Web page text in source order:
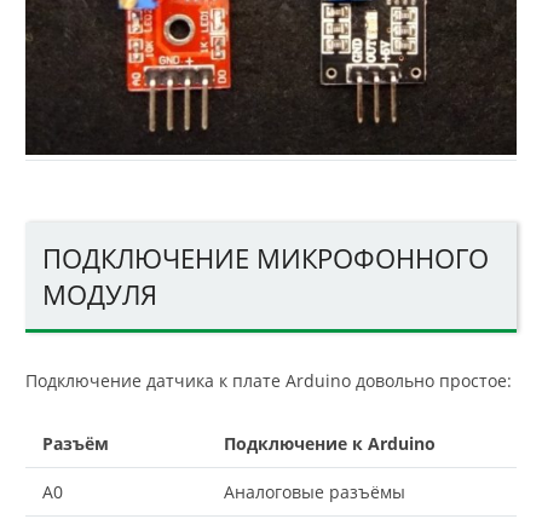
ПОДКЛЮЧЕНИЕ МИКРОФОННОГО
МОДУЛЯ
Подключение датчика к плате Arduino довольно простое:
Разъём Подключение к Arduino
A0 Аналоговые разъёмы